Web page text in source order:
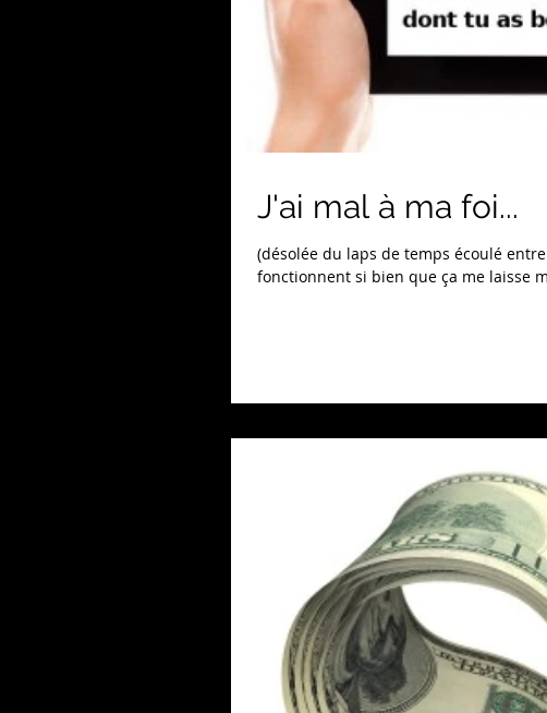
J'ai mal à ma foi...
(désolée du laps de temps écoulé
fonctionnent si bien que ça me laisse